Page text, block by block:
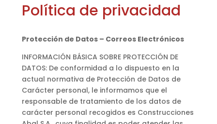
Política de privacidad
Protección de Datos – Correos Electrónicos
INFORMACIÓN BÁSICA SOBRE PROTECCIÓN DE
DATOS: De conformidad a lo dispuesto en la
actual normativa de Protección de Datos de
Carácter personal, le informamos que el
responsable de tratamiento de los datos de
carácter personal recogidos es Construcciones